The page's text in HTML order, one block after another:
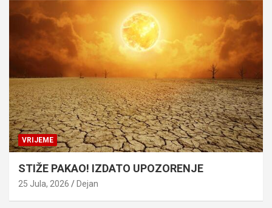
VRIJEME
STIŽE PAKAO! IZDATO UPOZORENJE
25 Jula, 2026 Dejan